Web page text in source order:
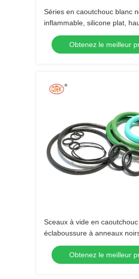
Séries en caoutchouc blanc
inflammable, silicone plat,
pression O, taille sur mesure
Obtenez le meilleur
Sceaux à vide en caoutchouc
éclaboussure à anneaux noirs
différentes tailles de
Obtenez le meilleur